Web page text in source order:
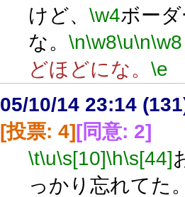
けど、 \w4ボー
な。 \n\w8\u\n\w8
どほどにな。 \e
05/10/14 23:14
[投票: 4][同意: 2]
\t\u\s[10]\h\s[44]
っかり忘れてた